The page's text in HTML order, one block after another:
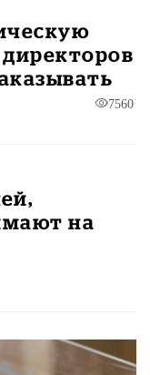
7560
на